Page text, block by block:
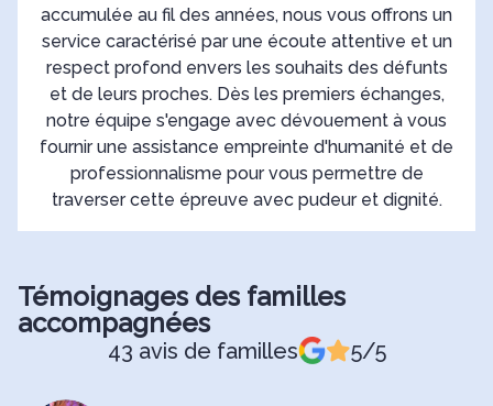
accumulée au fil des années, nous vous offrons un
service caractérisé par une écoute attentive et un
respect profond envers les souhaits des défunts
et de leurs proches. Dès les premiers échanges,
notre équipe s'engage avec dévouement à vous
fournir une assistance empreinte d'humanité et de
professionnalisme pour vous permettre de
traverser cette épreuve avec pudeur et dignité.
Témoignages des familles
accompagnées
43 avis de familles 5/5